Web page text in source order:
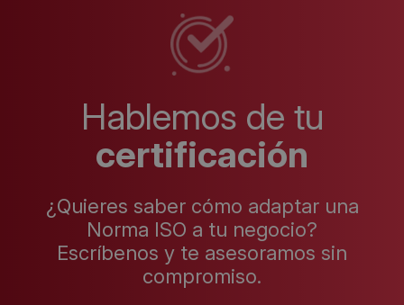
Hablemos de tu
certificación
¿Quieres saber cómo adaptar una
Norma ISO a tu negocio?
Escríbenos y te asesoramos sin
compromiso.